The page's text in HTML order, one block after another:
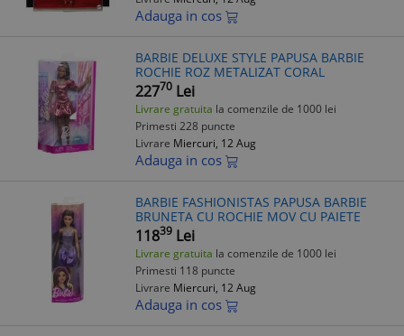
Adauga in cos
BARBIE DELUXE STYLE PAPUSA BARBIE
ROCHIE ROZ METALIZAT CORAL
22770 Lei
Livrare gratuita la comenzile de 1000 lei
Primesti 228 puncte
Livrare Miercuri, 12 Aug
Adauga in cos
BARBIE FASHIONISTAS PAPUSA BARBIE
BRUNETA CU ROCHIE MOV CU PAIETE
11839 Lei
Livrare gratuita la comenzile de 1000 lei
Primesti 118 puncte
Livrare Miercuri, 12 Aug
Adauga in cos